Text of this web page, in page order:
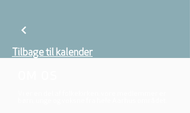
Tilbage til kalender